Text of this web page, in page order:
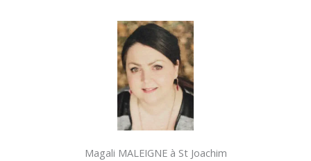
Magali MALEIGNE à St Joachim